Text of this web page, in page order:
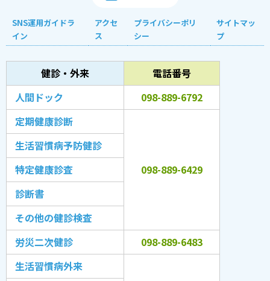
SNS運用ガイドラ
イン
アクセ
ス
プライバシーポリ
シー
サイトマッ
プ
健診・外来
電話番号
人間ドック
098-889-6792
定期健康診断
098-889-6429
生活習慣病予防健診
特定健康診査
診断書
その他の健診検査
労災二次健診
098-889-6483
生活習慣病外来